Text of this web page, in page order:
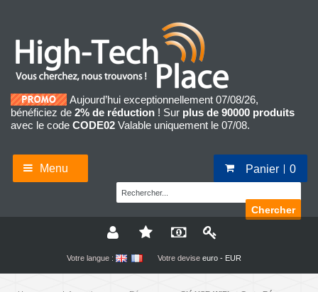
Aujourd’hui exceptionnellement 07/08/26,
bénéficiez de 2% de réduction ! Sur plus de 90000 produits
avec le code CODE02 Valable uniquement le 07/08.
Menu Panier 0
Chercher
Votre langue : Votre devise euro - EUR